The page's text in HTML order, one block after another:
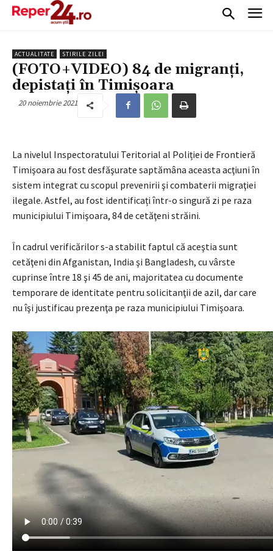
ACTUALITATE STIRILE ZILEI
(FOTO+VIDEO) 84 de migranți,
depistați în Timișoara
20 noiembrie 2021
La nivelul Inspectoratului Teritorial al Poliției de Frontieră
Timişoara au fost desfăşurate saptămâna aceasta acţiuni în
sistem integrat cu scopul prevenirii şi combaterii migraţiei
ilegale. Astfel, au fost identificați într-o singură zi pe raza
municipiului Timişoara, 84 de cetăţeni străini.
În cadrul verificărilor s-a stabilit faptul că aceştia sunt
cetăţeni din Afganistan, India şi Bangladesh, cu vârste
cuprinse între 18 şi 45 de ani, majoritatea cu documente
temporare de identitate pentru solicitanţii de azil, dar care
nu îşi justificau prezenţa pe raza municipiului Timişoara.